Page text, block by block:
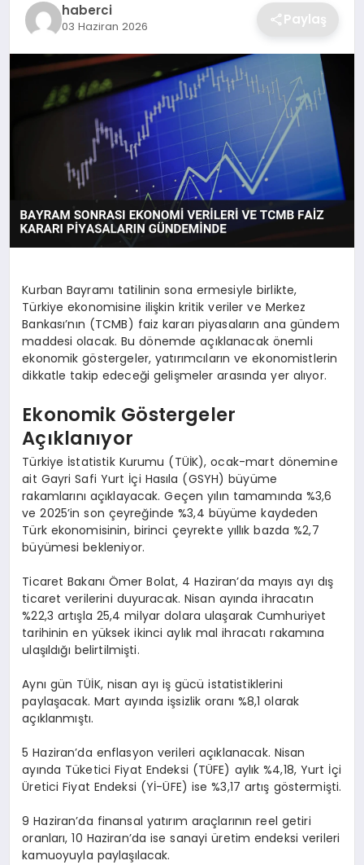
SPOR
TEKNOLOJI
YAŞAM
haberci
03 Haziran 2026 Paylaş
Kurban Bayramı tatilinin sona ermesiyle birlikte,
Türkiye ekonomisine ilişkin kritik veriler ve Merkez
Bankası’nın (TCMB) faiz kararı piyasaların ana gündem
maddesi olacak. Bu dönemde açıklanacak önemli
ekonomik göstergeler, yatırımcıların ve ekonomistlerin
dikkatle takip edeceği gelişmeler arasında yer alıyor.
Ekonomik Göstergeler
Açıklanıyor
Türkiye İstatistik Kurumu (TÜİK), ocak-mart dönemine
ait Gayri Safi Yurt İçi Hasıla (GSYH) büyüme
rakamlarını açıklayacak. Geçen yılın tamamında %3,6
ve 2025’in son çeyreğinde %3,4 büyüme kaydeden
Türk ekonomisinin, birinci çeyrekte yıllık bazda %2,7
büyümesi bekleniyor.
Ticaret Bakanı Ömer Bolat, 4 Haziran’da mayıs ayı dış
ticaret verilerini duyuracak. Nisan ayında ihracatın
%22,3 artışla 25,4 milyar dolara ulaşarak Cumhuriyet
tarihinin en yüksek ikinci aylık mal ihracatı rakamına
ulaşıldığı belirtilmişti.
Aynı gün TÜİK, nisan ayı iş gücü istatistiklerini
paylaşacak. Mart ayında işsizlik oranı %8,1 olarak
açıklanmıştı.
5 Haziran’da enflasyon verileri açıklanacak. Nisan
ayında Tüketici Fiyat Endeksi (TÜFE) aylık %4,18, Yurt İçi
Üretici Fiyat Endeksi (Yİ-ÜFE) ise %3,17 artış göstermişti.
9 Haziran’da finansal yatırım araçlarının reel getiri
oranları, 10 Haziran’da ise sanayi üretim endeksi verileri
kamuoyuyla paylaşılacak.